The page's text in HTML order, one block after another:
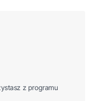
z programu